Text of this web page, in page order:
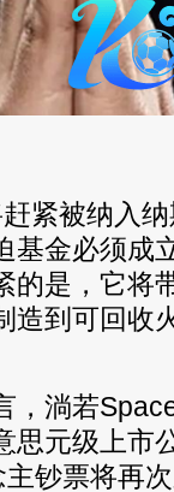
紧被纳入
基金必须成
的是，它将
造到可回收
，淌若
思元级上市
钞票将再